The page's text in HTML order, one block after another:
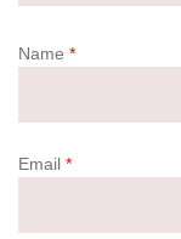
Name *
Email *